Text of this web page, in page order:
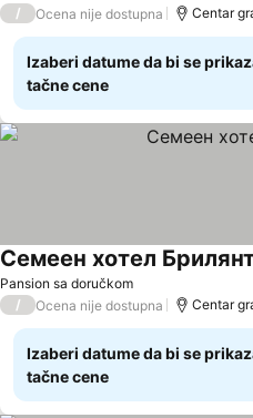
/ Ocena nije dostupna Centar
Izaberi datume da bi se
tačne cene
Pansion sa doručkom
Семеен хотел
/ Ocena nije dostupna Centar
Izaberi datume da bi se
tačne cene